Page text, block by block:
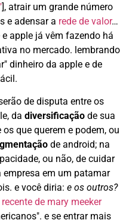
], atrair um grande número
e adensar a rede de valor…
apple já vêm fazendo há
no mercado. lembrando
dinheiro da apple e de
de disputa entre os
da diversificação de sua
que querem e podem, ou
de android; na
ou não, de cuidar
empresa em um patamar
e você diria: e os outros?
de mary meeker
e se entrar mais